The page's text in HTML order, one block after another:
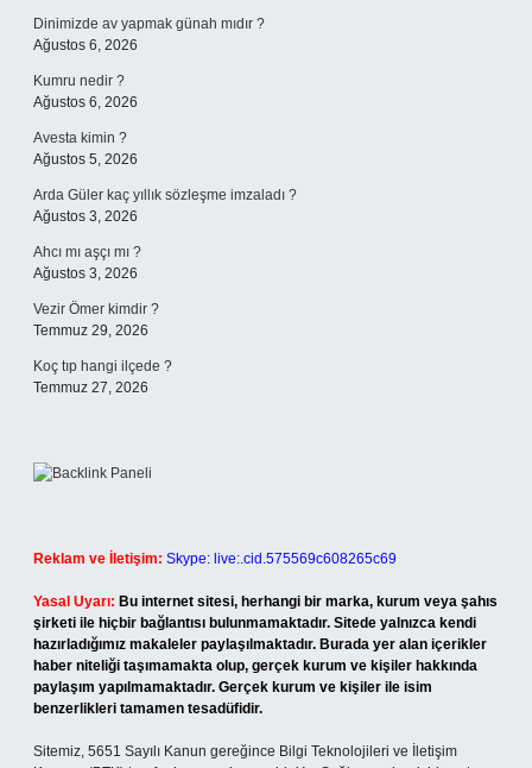
Dinimizde av yapmak günah mıdır ?
Ağustos 6, 2026
Kumru nedir ?
Ağustos 6, 2026
Avesta kimin ?
Ağustos 5, 2026
Arda Güler kaç yıllık sözleşme imzaladı ?
Ağustos 3, 2026
Ahcı mı aşçı mı ?
Ağustos 3, 2026
Vezir Ömer kimdir ?
Temmuz 29, 2026
Koç tıp hangi ilçede ?
Temmuz 27, 2026
Reklam ve İletişim: Skype: live:.cid.575569c608265c69
Yasal Uyarı: Bu internet sitesi, herhangi bir marka, kurum veya şahıs
şirketi ile hiçbir bağlantısı bulunmamaktadır. Sitede yalnızca kendi
hazırladığımız makaleler paylaşılmaktadır. Burada yer alan içerikler
haber niteliği taşımamakta olup, gerçek kurum ve kişiler hakkında
paylaşım yapılmamaktadır. Gerçek kurum ve kişiler ile isim
benzerlikleri tamamen tesadüfidir.
Sitemiz, 5651 Sayılı Kanun gereğince Bilgi Teknolojileri ve İletişim